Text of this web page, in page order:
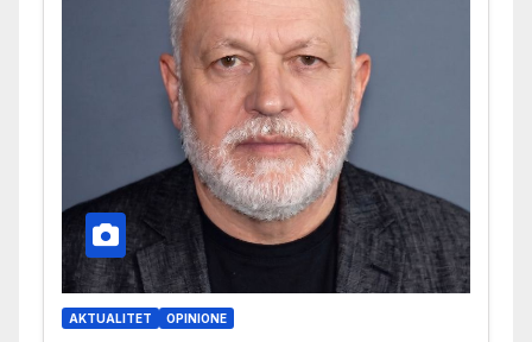
AKTUALITET OPINIONE